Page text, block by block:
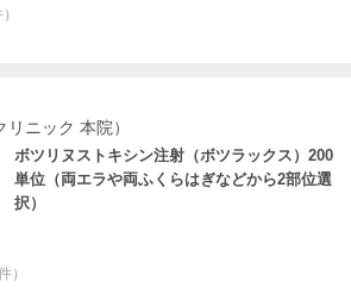
ニック 本院）
ボツリヌストキシン注射（ボツラックス）200
単位（両エラや両ふくらはぎなどから2部位選
択）
）